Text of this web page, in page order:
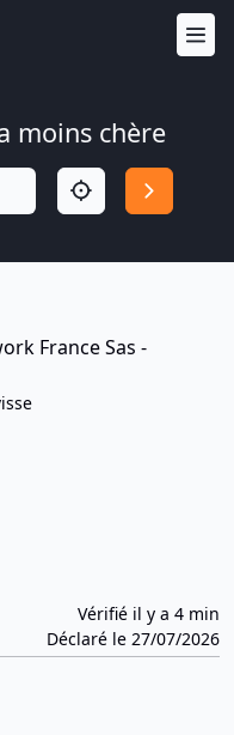
moins chère
France Sas -
Vérifié il y a 4 min
Déclaré le 27/07/2026